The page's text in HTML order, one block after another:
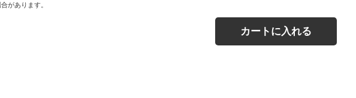
があります。
カートに入れる